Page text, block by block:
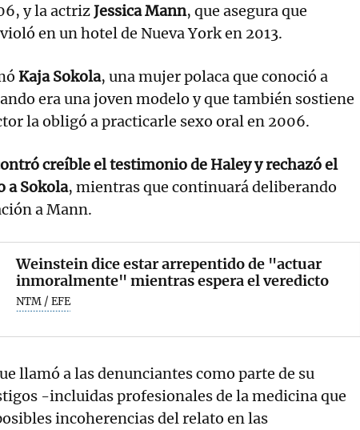
y la actrizJessica Mann, que asegura que
en un hotel de Nueva York en 2013.
Kaja Sokola, una mujer polaca que conoció a
era una joven modelo y que también sostiene
la obligó a practicarle sexo oral en 2006.
creíble el testimonio de Haley y rechazó el
a Sokola, mientras que continuará deliberando
a Mann.
Weinstein dice estar arrepentido de "actuar
inmoralmente" mientras espera el veredicto
NTM / EFE
llamó a las denunciantes como parte de su
-incluidas profesionales de la medicina que
incoherencias del relato en las